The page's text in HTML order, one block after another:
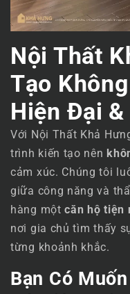
Nội Thất
Tạo
Hiện Đại &
Với Nội Thất Khả
trình kiến tạo nên
cảm xúc. Chúng tôi
giữa công năng và
hàng mộtcăn hộ tiện
nơi gia chủ tìm thấy
từng khoảnh khắc.
Bạn Có